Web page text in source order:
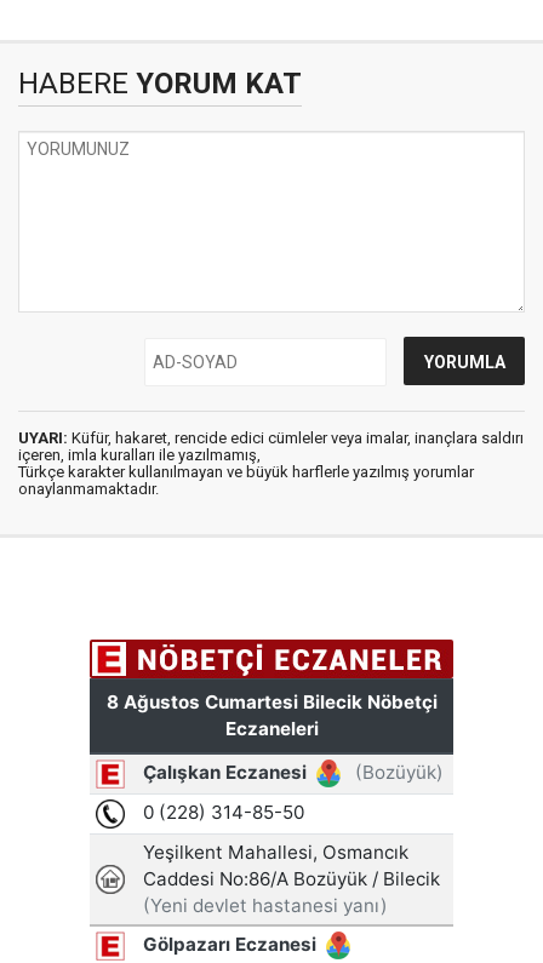
HABERE YORUM KAT
UYARI: Küfür, hakaret, rencide edici cümleler veya imalar, inançlara saldırı
içeren, imla kuralları ile yazılmamış,
Türkçe karakter kullanılmayan ve büyük harflerle yazılmış yorumlar
onaylanmamaktadır.